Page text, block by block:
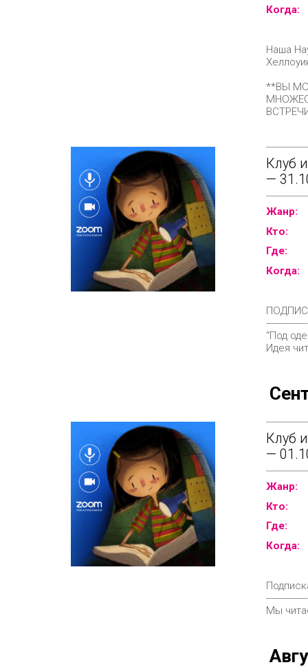
Когда:
Наша
**ВЫ
Клуб
—
Жанр:
Кто:
Где:
Когда:
“Под
Идея
Клуб
—
Жанр:
Кто:
Где:
Когда:
Мы